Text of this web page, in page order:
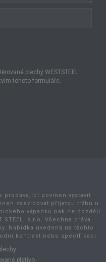
plechy WESTSTEEL
tohoto formuláře.
prodávající povinen vystavit
zaevidovat přijatou tržbu u
výpadku pak nejpozději
STEEL, s.r.o. Všechna práva
Nabídka uvedená na těchto
kontrakt nebo specifikaci.
pletivo